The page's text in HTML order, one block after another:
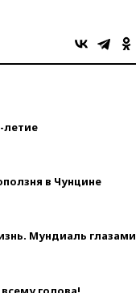
летие
в Чунцине
Мундиаль глазами